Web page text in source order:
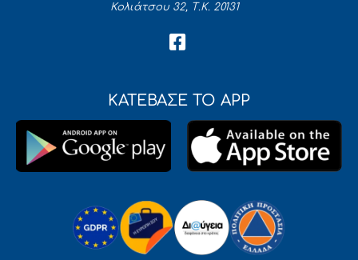
Κολιάτσου 32, Τ.Κ. 20131
ΚΑΤΕΒΑΣΕ ΤΟ APP